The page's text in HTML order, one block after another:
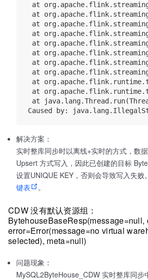
at
at
at
at
at
at
at
at
at
at
at
解决方案：
实时整库同步时以离线+实时的方式，数
Upsert 方式写入，因此已创建的目标
设置UNIQUE KEY，否则会导致写入失败
键表
。
CDW 没有默认资源组：
BytehouseBaseResp(message=null,
error=Error(message=no virtual
selected), meta=null)
问题现象：
MySQL2ByteHouse_CDW 实时整库同步